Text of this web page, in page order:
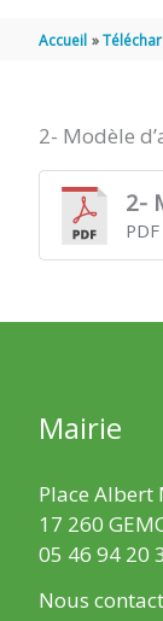
Accueil
2- Modèle
2-
PDF
Mairie
Place Albert
17 260
05 46 94 20
Nous